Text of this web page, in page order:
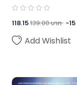
118.15139.00บาท -15
Add Wishlist